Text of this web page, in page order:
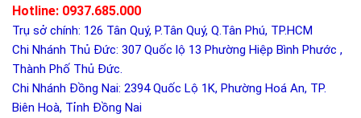
Hotline: 0937.685.000
Trụ sở chính: 126 Tân Quý, P.Tân Quý, Q.Tân Phú, TP.HCM
Chi Nhánh Thủ Đức: 307 Quốc lộ 13 Phường Hiệp Bình Phước ,
Thành Phố Thủ Đức.
Chi Nhánh Đồng Nai: 2394 Quốc Lộ 1K, Phường Hoá An, TP.
Biên Hoà, Tỉnh Đồng Nai